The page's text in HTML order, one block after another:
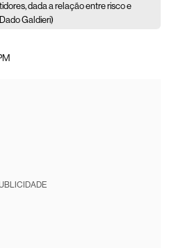
dada a relação entre risco e
Galdieri)